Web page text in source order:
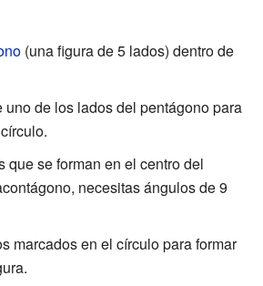
(una figura de 5 lados) dentro de
uno de los lados del pentágono para
que se forman en el centro del
necesitas ángulos de 9
marcados en el círculo para formar